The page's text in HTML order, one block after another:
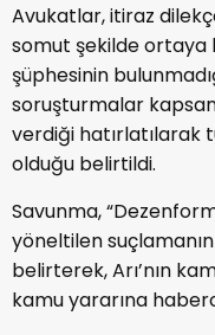
Avukatlar, itiraz
somut şekilde ortaya
şüphesinin
soruşturmalar
verdiği hatırlatılarak
olduğu belirtildi.
Savunma,
yöneltilen suçlamanın
belirterek, Arı’nın
kamu yararına